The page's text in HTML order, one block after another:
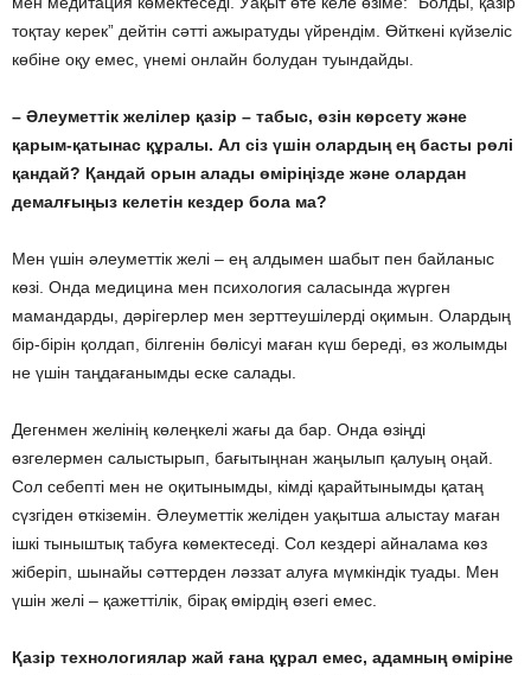
тоқтау керек” дейтін сәтті ажыратуды үйрендім. Өйткені күйзеліс
көбіне оқу емес, үнемі онлайн болудан туындайды.
– Әлеуметтік желілер қазір – табыс, өзін көрсету және
қарым-қатынас құралы. Ал сіз үшін олардың ең басты рөлі
қандай? Қандай орын алады өміріңізде және олардан
демалғыңыз келетін кездер бола ма?
Мен үшін әлеуметтік желі – ең алдымен шабыт пен байланыс
көзі. Онда медицина мен психология саласында жүрген
мамандарды, дәрігерлер мен зерттеушілерді оқимын. Олардың
бір-бірін қолдап, білгенін бөлісуі маған күш береді, өз жолымды
не үшін таңдағанымды еске салады.
Дегенмен желінің көлеңкелі жағы да бар. Онда өзіңді
өзгелермен салыстырып, бағытыңнан жаңылып қалуың оңай.
Сол себепті мен не оқитынымды, кімді қарайтынымды қатаң
сүзгіден өткіземін. Әлеуметтік желіден уақытша алыстау маған
ішкі тыныштық табуға көмектеседі. Сол кездері айналама көз
жіберіп, шынайы сәттерден ләззат алуға мүмкіндік туады. Мен
үшін желі – қажеттілік, бірақ өмірдің өзегі емес.
Қазір технологиялар жай ғана құрал емес, адамның өміріне